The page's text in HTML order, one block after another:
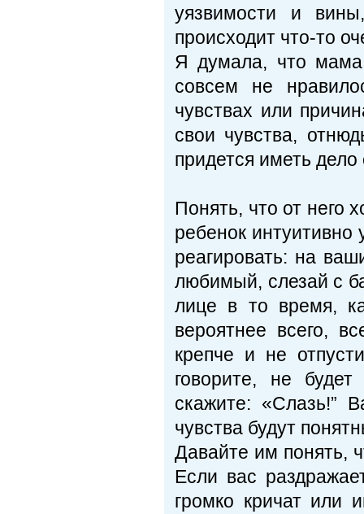
уязвимости и
происходит что-то
Я думала, что
совсем не
чувствах или
свои чувства,
придется иметь
Понять, что от него
ребенок интуитивно
реагировать: на
любимый, слезай с
лице в то время,
вероятнее всего,
крепче и не
говорите, не
скажите: «Слазь!”
чувства будут
Давайте им понять,
Если вас
громко кричат или